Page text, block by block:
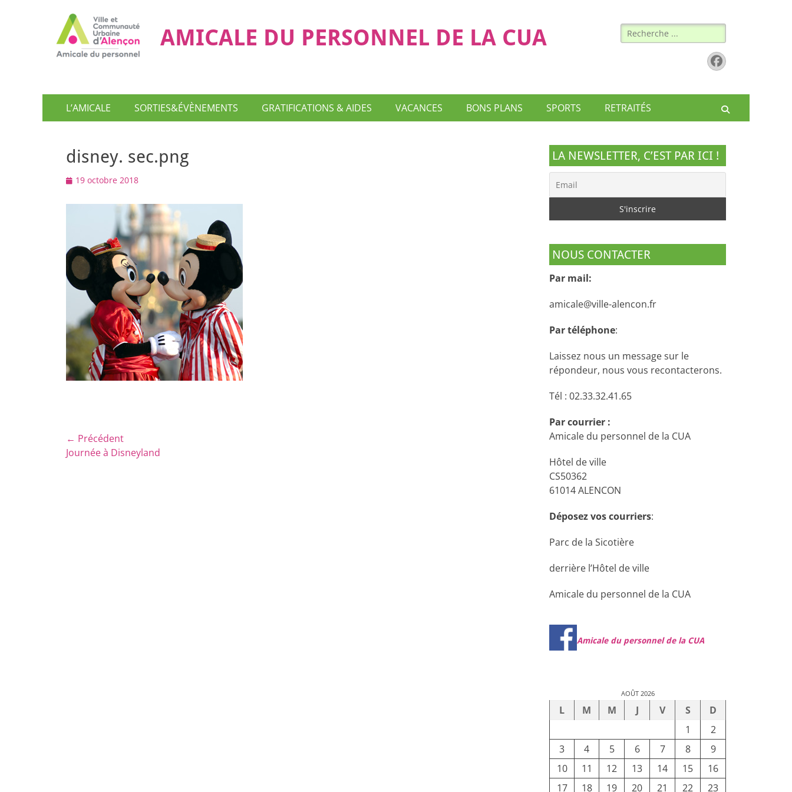
AMICALE DU PERSONNEL DE LA CUA Rechercher :
Facebook
Menu
principal
L’AMICALE SORTIES&ÉVÈNEMENTS GRATIFICATIONS & AIDES VACANCES BONS PLANS SPORTS RETRAITÉS
disney. sec.png
Posted
19 octobre 2018
Navigation
de
← Précédent
Article
Journée à Disneyland
LA NEWSLETTER, C’EST PAR ICI !
NOUS CONTACTER
Par mail:
amicale@ville-alencon.fr
Par téléphone:
Laissez nous un message sur le
répondeur, nous vous recontacterons.
Tél : 02.33.32.41.65
Par courrier :
Amicale du personnel de la CUA
Hôtel de ville
CS50362
61014 ALENCON
Déposez vos courriers:
Parc de la Sicotière
derrière l’Hôtel de ville
Amicale du personnel de la CUA
Amicale du personnel de la CUA
AOÛT 2026
L M M J V S
D
1
2
3
4 5 6 7 8
9
10
11 12 13 14 15
16
17
18 19 20 21 22 23